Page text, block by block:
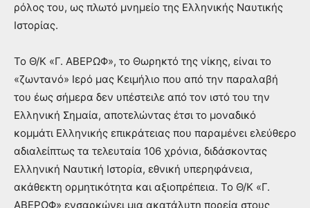
ρόλος του, ως πλωτό μνημείο της Ελληνικής Ναυτικής
Ιστορίας.
Το Θ/Κ «Γ. ΑΒΕΡΩΦ», το Θωρηκτό της νίκης, είναι το
«ζωντανό» Ιερό μας Κειμήλιο που από την παραλαβή
του έως σήμερα δεν υπέστειλε από τον ιστό του την
Ελληνική Σημαία, αποτελώντας έτσι το μοναδικό
κομμάτι Ελληνικής επικράτειας που παραμένει ελεύθερο
αδιαλείπτως τα τελευταία 106 χρόνια, διδάσκοντας
Ελληνική Ναυτική Ιστορία, εθνική υπερηφάνεια,
ακάθεκτη ορμητικότητα και αξιοπρέπεια. Το Θ/Κ «Γ.
ΑΒΕΡΩΦ» ενσαρκώνει μια ακατάλυτη πορεία στους